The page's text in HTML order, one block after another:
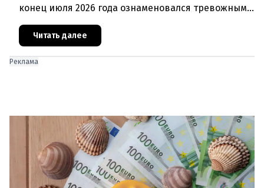
конец июля 2026 года ознаменовался тревожными
зарегистрированы как безрабо
Читать далее
Реклама